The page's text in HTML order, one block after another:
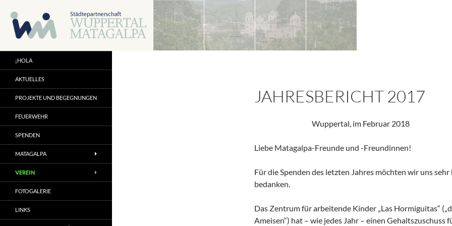
Inhalt
springen
JAHRESBERICHT 2017
Wuppertal, im Februar 2018
Liebe Matagalpa-Freunde und -Freundinnen!
Für die Spenden des letzten Jahres möchten wir uns sehr
bedanken.
Das Zentrum für arbeitende Kinder „Las Hormiguitas“
Ameisen“) hat – wie jedes Jahr – einen Gehaltszuschuss
¡HOLA
AKTUELLES
PROJEKTE UND BEGEGNUNGEN
FEUERWEHR
SPENDEN
MATAGALPA
VEREIN
FOTOGALERIE
LINKS